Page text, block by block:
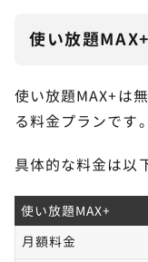
使い放題MAX+
使い放題MAX+は
る料金プランです。
具体的な料金は以
使い放題MAX+
月額料金